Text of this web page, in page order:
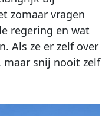
zomaar vragen
regering en wat
Als ze er zelf over
maar snij nooit zelf